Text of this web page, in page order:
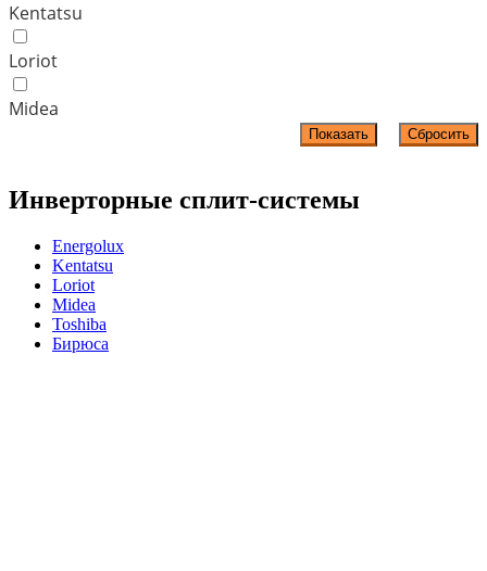
Kentatsu
Loriot
Midea
Инверторные сплит-системы
Energolux
Kentatsu
Loriot
Midea
Toshiba
Бирюса